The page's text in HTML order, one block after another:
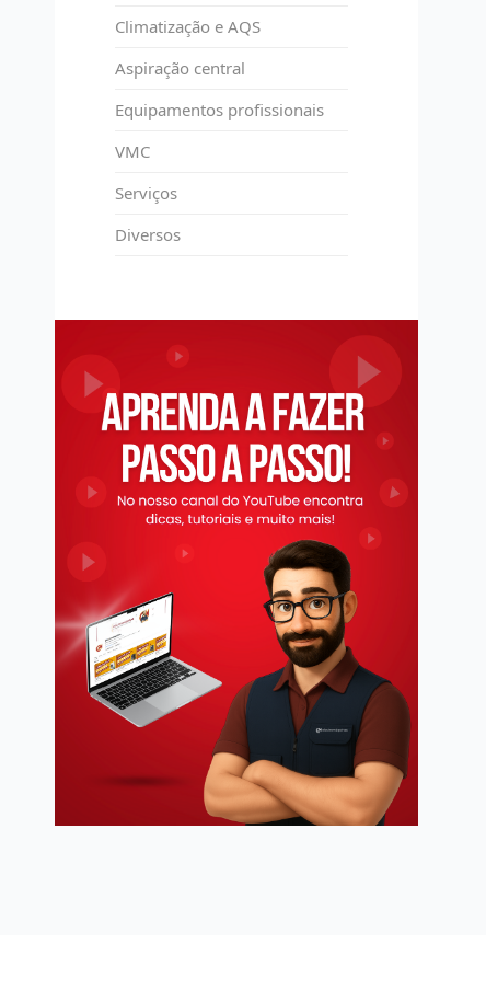
Climatização e AQS
Aspiração central
Equipamentos profissionais
VMC
Serviços
Diversos